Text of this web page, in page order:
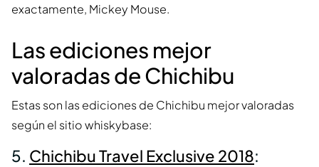
exactamente, Mickey Mouse.
Las ediciones mejor
valoradas de Chichibu
Estas son las ediciones de Chichibu mejor valoradas
según el sitio whiskybase:
5. Chichibu Travel Exclusive 2018: